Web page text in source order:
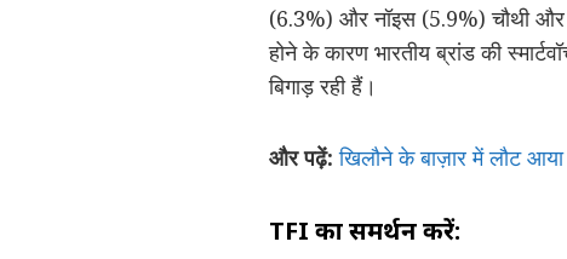
(6.3%) और नॉइस (5.9%) चौथी और
होने के कारण भारतीय ब्रांड की
बिगाड़ रही हैं।
और पढ़ें:खिलौने के बाज़ार में लौट आया
TFI का समर्थन करें: